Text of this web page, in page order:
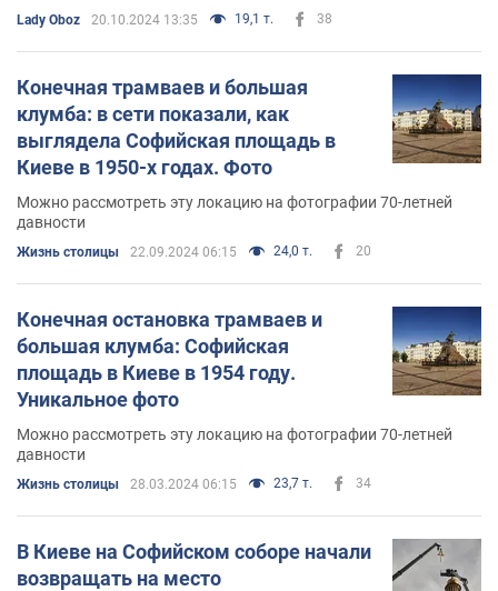
Lady Oboz 20.10.2024 13:35 19,1 т. 38
Конечная трамваев и большая
клумба: в сети показали, как
выглядела Софийская площадь в
Киеве в 1950-х годах. Фото
Можно рассмотреть эту локацию на фотографии 70-летней
давности
Жизнь столицы 22.09.2024 06:15 24,0 т. 20
Конечная остановка трамваев и
большая клумба: Софийская
площадь в Киеве в 1954 году.
Уникальное фото
Можно рассмотреть эту локацию на фотографии 70-летней
давности
Жизнь столицы 28.03.2024 06:15 23,7 т. 34
В Киеве на Софийском соборе начали
возвращать на место